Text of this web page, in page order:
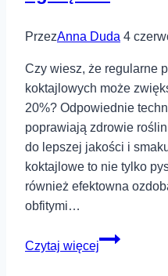
PrzezAnna Duda 4
Czy wiesz, że regularne
koktajlowych może
20%? Odpowiednie
poprawiają zdrowie
do lepszej jakości i
koktajlowe to nie tylko
również efektowna
obfitymi…
Czytaj więcej
Jak